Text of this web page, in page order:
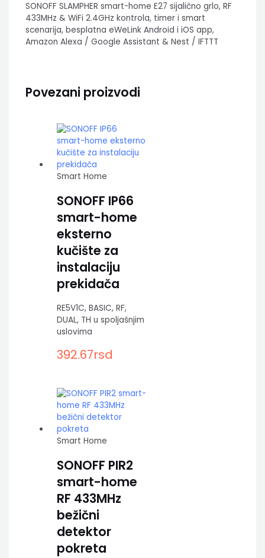
SONOFF SLAMPHER smart-home E27 sijalično grlo, RF
433MHz & WiFi 2.4GHz kontrola, timer i smart
scenarija, besplatna eWeLink Android i iOS app,
Amazon Alexa / Google Assistant & Nest / IFTTT
Povezani proizvodi
Smart Home
SONOFF IP66
smart-home
eksterno
kučište za
instalaciju
prekidača
RE5V1C, BASIC, RF,
DUAL, TH u spoljašnjim
uslovima
392.67rsd
Smart Home
SONOFF PIR2
smart-home
RF 433MHz
bežični
detektor
pokreta